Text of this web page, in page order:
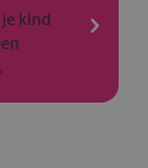
kind